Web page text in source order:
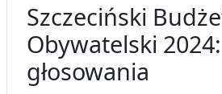
Szczeciński
Obywatelski
głosowania